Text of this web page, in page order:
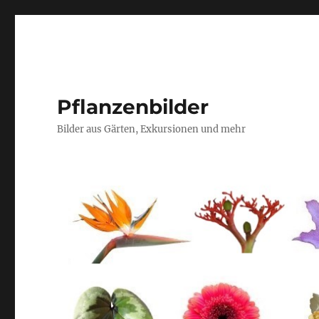
Pflanzenbilder
Bilder aus Gärten, Exkursionen und mehr